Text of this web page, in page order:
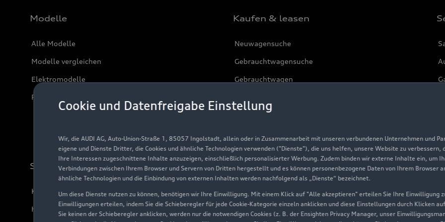
Cookie und Datenfreigabe Einstellung
Wir, die AUDI AG, Auto-Union-Straße 1, 85057 Ingolstadt, allein oder in Zusammenarbeit mit unseren verbundenen Unternehmen und
eigene und Dienste Dritter, die Cookies und ähnliche Technologien verwenden ("Dienste"), die uns helfen, unsere Website zu
Ihre Interessen zugeschnittene Inhalte anzuzeigen, einschließlich personalisierter Werbung. Zudem binden wir externe Inhalte ein, um
Verbindungen zwischen Ihrem Browser und Servern von Dritten hergestellt und es können personenbezogene Daten von Ihrem Browser
ähnliche Technologien und die Einbindung von externen Inhalten werden nachfolgend als „Dienste“ bezeichnet.
Um diese Dienste nutzen zu können, benötigen wir Ihre Einwilligung. Mit einem Klick auf "Alle akzeptieren" erteilen Sie Ihre Einwilligung
Einwilligungen erteilen, indem Sie die Schieberegler für jede Cookie-Kategorie einzeln anklicken und diese Einstellungen durch Klicken
Sie keinen der Schieberegler anklicken, werden nur die notwendigen Cookies (z. B. der Ensighten Privacy Manager, unser
Modelle
Alle Modelle
Modelle vergleichen
Elektromodelle
Plug-in-Hybride
Kaufen & leasen
Neuwagensuche
Gebrauchtwagensuche
Gebrauchtwagen
Aktionen & Angebote
Support
Kundenservice
Händlersuche
Über Audi
Unternehmen
Karriere